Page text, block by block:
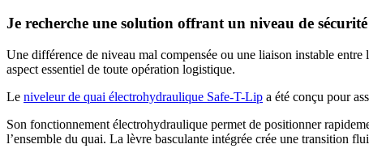
Je recherche une solution offrant un niveau de
Une différence de niveau mal compensée ou une liaison instable entre
aspect essentiel de toute opération logistique.
Le niveleur de quai électrohydraulique Safe-T-Lip a été conçu pour
Son fonctionnement électrohydraulique permet de positionner
l’ensemble du quai. La lèvre basculante intégrée crée une transition